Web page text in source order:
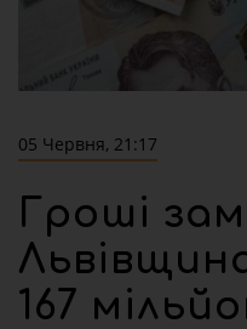
05 Червня, 21:17
Гроші
167